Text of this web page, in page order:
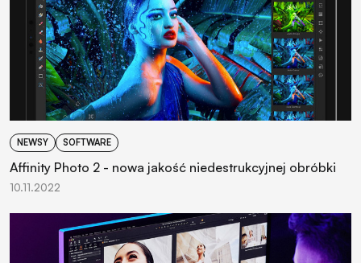
NEWSY SOFTWARE
Affinity Photo 2 - nowa jakość niedestrukcyjnej obróbki
10.11.2022